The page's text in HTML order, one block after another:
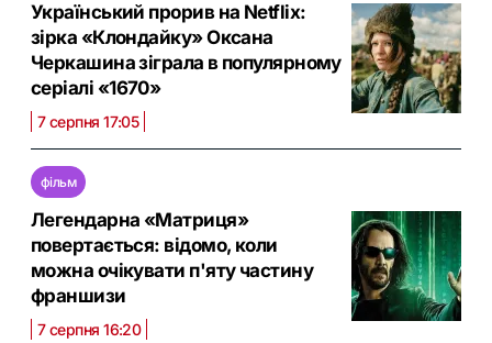
Український прорив на Netflix:
зірка «Клондайку» Оксана
Черкашина зіграла в популярному
серіалі «1670»
7 серпня 17:05
фільм
Легендарна «Матриця»
повертається: відомо, коли
можна очікувати п'яту частину
франшизи
7 серпня 16:20